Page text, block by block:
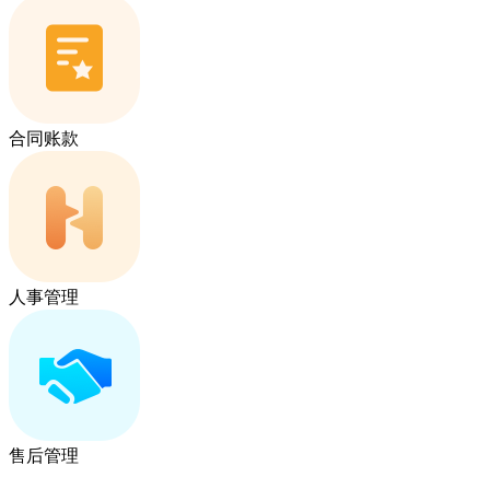
合同账款
人事管理
售后管理